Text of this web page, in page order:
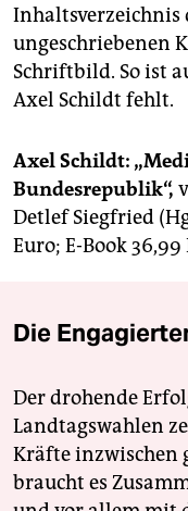
Inhaltsverzeichnis
ungeschriebenen
Schriftbild. So ist
Axel Schildt fehlt.
Axel Schildt:
Bundesrepublik“,
Detlef Siegfried
Euro; E-Book 36,99
Die
Der drohende
Landtagswahlen
Kräfte inzwischen
braucht es